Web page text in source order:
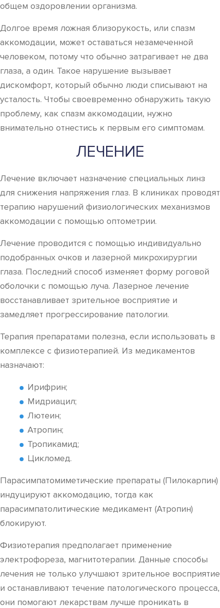
общем оздоровлении организма.
Долгое время ложная близорукость, или спазм
аккомодации, может оставаться незамеченной
человеком, потому что обычно затрагивает не два
глаза, а один. Такое нарушение вызывает
дискомфорт, который обычно люди списывают на
усталость. Чтобы своевременно обнаружить такую
проблему, как спазм аккомодации, нужно
внимательно отнестись к первым его симптомам.
ЛЕЧЕНИЕ
Лечение включает назначение специальных линз
для снижения напряжения глаз. В клиниках проводят
терапию нарушений физиологических механизмов
аккомодации с помощью оптометрии.
Лечение проводится с помощью индивидуально
подобранных очков и лазерной микрохирургии
глаза. Последний способ изменяет форму роговой
оболочки с помощью луча. Лазерное лечение
восстанавливает зрительное восприятие и
замедляет прогрессирование патологии.
Терапия препаратами полезна, если использовать в
комплексе с физиотерапией. Из медикаментов
назначают:
Ирифрин;
Мидриацил;
Лютеин;
Атропин;
Тропикамид;
Цикломед.
Парасимпатомиметические препараты (Пилокарпин)
индуцируют аккомодацию, тогда как
парасимпатолитические медикамент (Атропин)
блокируют.
Физиотерапия предполагает применение
электрофореза, магнитотерапии. Данные способы
лечения не только улучшают зрительное восприятие
и останавливают течение патологического процесса,
они помогают лекарствам лучше проникать в